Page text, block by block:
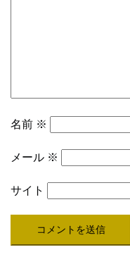
名前 ※
メール ※
サイト